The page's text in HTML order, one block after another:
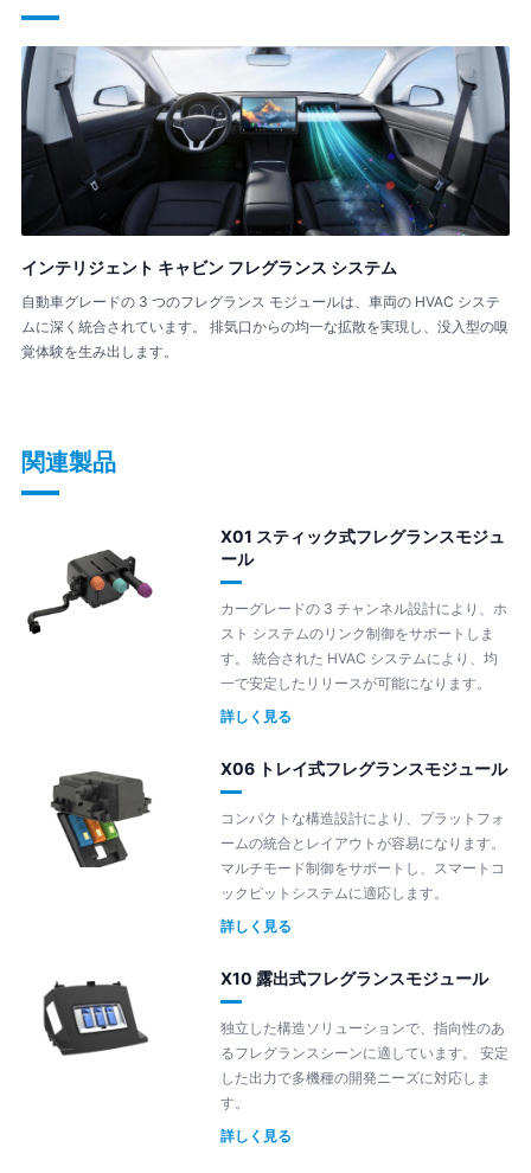
インテリジェント キャビン フレグランス システム
自動車グレードの 3 つのフレグランス モジュールは、車両の HVAC システ
ムに深く統合されています。 排気口からの均一な拡散を実現し、没入型の嗅
覚体験を生み出します。
関連製品
X01 スティック式フレグランスモジュ
ール
カーグレードの 3 チャンネル設計により、ホ
スト システムのリンク制御をサポートしま
す。 統合された HVAC システムにより、均
一で安定したリリースが可能になります。
詳しく見る
X06 トレイ式フレグランスモジュール
コンパクトな構造設計により、プラットフォ
ームの統合とレイアウトが容易になります。
マルチモード制御をサポートし、スマートコ
ックピットシステムに適応します。
詳しく見る
X10 露出式フレグランスモジュール
独立した構造ソリューションで、指向性のあ
るフレグランスシーンに適しています。 安定
した出力で多機種の開発ニーズに対応しま
す。
詳しく見る